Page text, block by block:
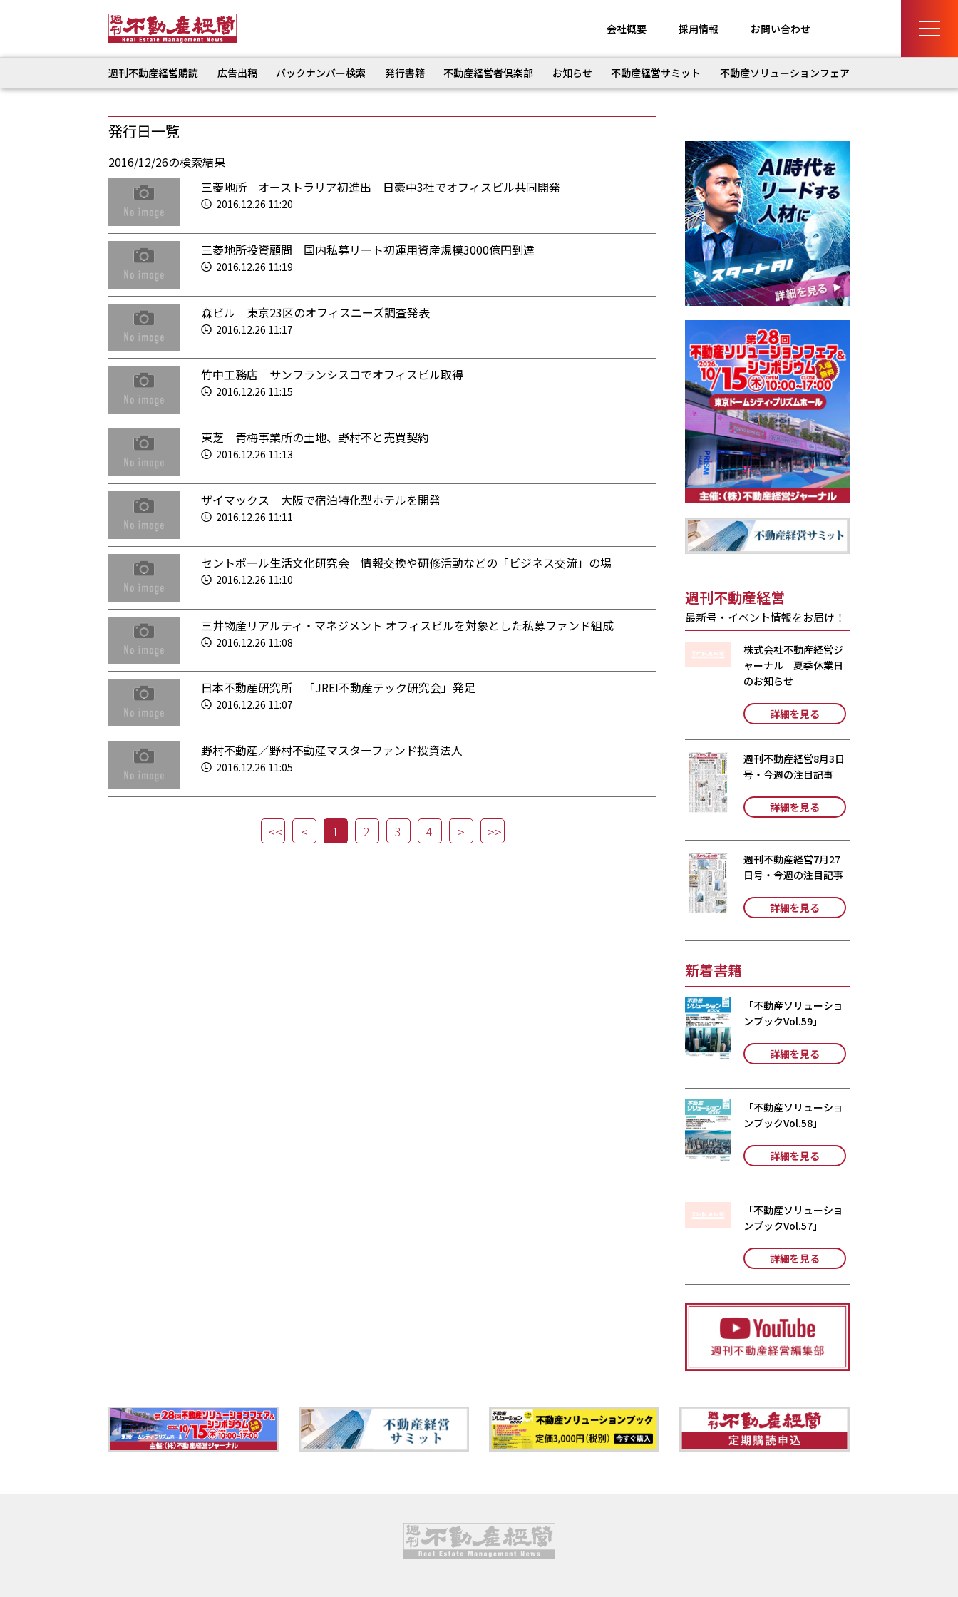
会社概要 採用情報 お問い合わせ
週刊不動産経営購読 広告出稿 バックナンバー検索 発行書籍 不動産経営者倶楽部 お知らせ 不動産経営サミット 不動産ソリューションフェア
発行日一覧
2016/12/26の検索結果
三菱地所 オーストラリア初進出 日豪中3社でオフィスビル共同開発
2016.12.26 11:20
三菱地所投資顧問 国内私募リート初運用資産規模3000億円到達
2016.12.26 11:19
森ビル 東京23区のオフィスニーズ調査発表
2016.12.26 11:17
竹中工務店 サンフランシスコでオフィスビル取得
2016.12.26 11:15
東芝 青梅事業所の土地、野村不と売買契約
2016.12.26 11:13
ザイマックス 大阪で宿泊特化型ホテルを開発
2016.12.26 11:11
セントポール生活文化研究会 情報交換や研修活動などの「ビジネス交流」の場
2016.12.26 11:10
三井物産リアルティ・マネジメント オフィスビルを対象とした私募ファンド組成
2016.12.26 11:08
日本不動産研究所 「JREI不動産テック研究会」発足
2016.12.26 11:07
野村不動産／野村不動産マスターファンド投資法人
2016.12.26 11:05
1 2 3 4
週刊不動産経営
最新号・イベント情報をお届け！
株式会社不動産経営ジ
ャーナル 夏季休業日
のお知らせ
詳細を見る
週刊不動産経営8月3日
号・今週の注目記事
詳細を見る
週刊不動産経営7月27
日号・今週の注目記事
詳細を見る
新着書籍
「不動産ソリューショ
ンブックVol.59」
詳細を見る
「不動産ソリューショ
ンブックVol.58」
詳細を見る
「不動産ソリューショ
ンブックVol.57」
詳細を見る